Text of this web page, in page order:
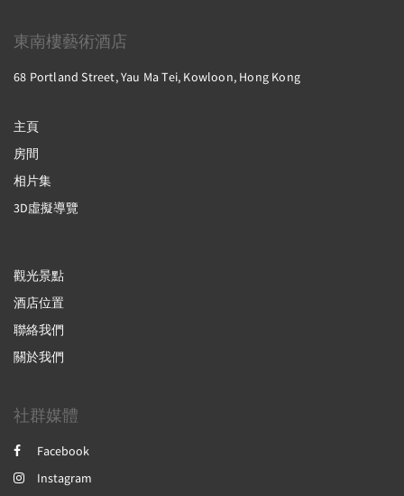
東南樓藝術酒店
68 Portland Street, Yau Ma Tei, Kowloon, Hong Kong
主頁
房間
相片集
3D虛擬導覽
觀光景點
酒店位置
聯絡我們
關於我們
社群媒體
Facebook
Instagram